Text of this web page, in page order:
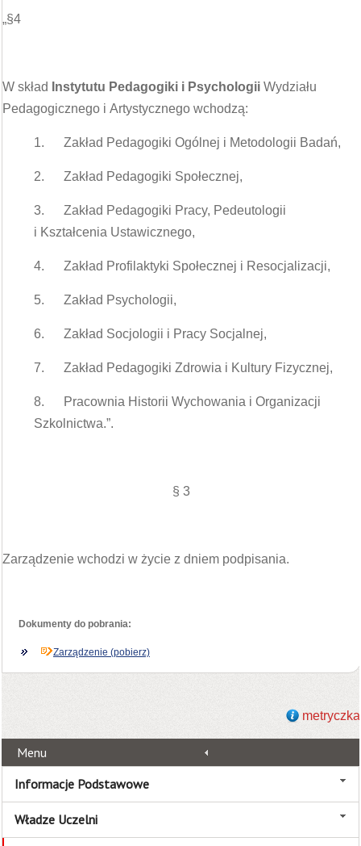
„§4
W skład Instytutu Pedagogiki i Psychologii Wydziału
Pedagogicznego i Artystycznego wchodzą:
1. Zakład Pedagogiki Ogólnej i Metodologii Badań,
2. Zakład Pedagogiki Społecznej,
3. Zakład Pedagogiki Pracy, Pedeutologii
i Kształcenia Ustawicznego,
4. Zakład Profilaktyki Społecznej i Resocjalizacji,
5. Zakład Psychologii,
6. Zakład Socjologii i Pracy Socjalnej,
7. Zakład Pedagogiki Zdrowia i Kultury Fizycznej,
8. Pracownia Historii Wychowania i Organizacji
Szkolnictwa.”.
§ 3
Zarządzenie wchodzi w życie z dniem podpisania.
Dokumenty do pobrania:
Zarządzenie (pobierz)
metryczka
Menu
Informacje Podstawowe
Władze Uczelni